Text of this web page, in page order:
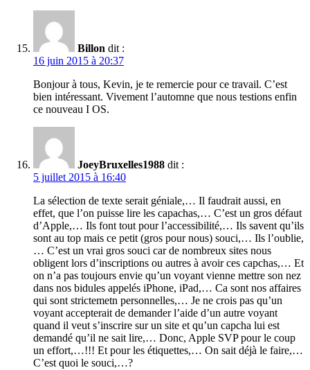
Billon dit :
16 juin 2015 à 20:37
Bonjour à tous, Kevin, je te remercie pour ce travail. C’est
bien intéressant. Vivement l’automne que nous testions enfin
ce nouveau I OS.
JoeyBruxelles1988 dit :
5 juillet 2015 à 16:40
La sélection de texte serait géniale,… Il faudrait aussi, en
effet, que l’on puisse lire les capachas,… C’est un gros défaut
d’Apple,… Ils font tout pour l’accessibilité,… Ils savent qu’ils
sont au top mais ce petit (gros pour nous) souci,… Ils l’oublie,
… C’est un vrai gros souci car de nombreux sites nous
obligent lors d’inscriptions ou autres à avoir ces capchas,… Et
on n’a pas toujours envie qu’un voyant vienne mettre son nez
dans nos bidules appelés iPhone, iPad,… Ca sont nos affaires
qui sont strictemetn personnelles,… Je ne crois pas qu’un
voyant accepterait de demander l’aide d’un autre voyant
quand il veut s’inscrire sur un site et qu’un capcha lui est
demandé qu’il ne sait lire,… Donc, Apple SVP pour le coup
un effort,…!!! Et pour les étiquettes,… On sait déjà le faire,…
C’est quoi le souci,…?